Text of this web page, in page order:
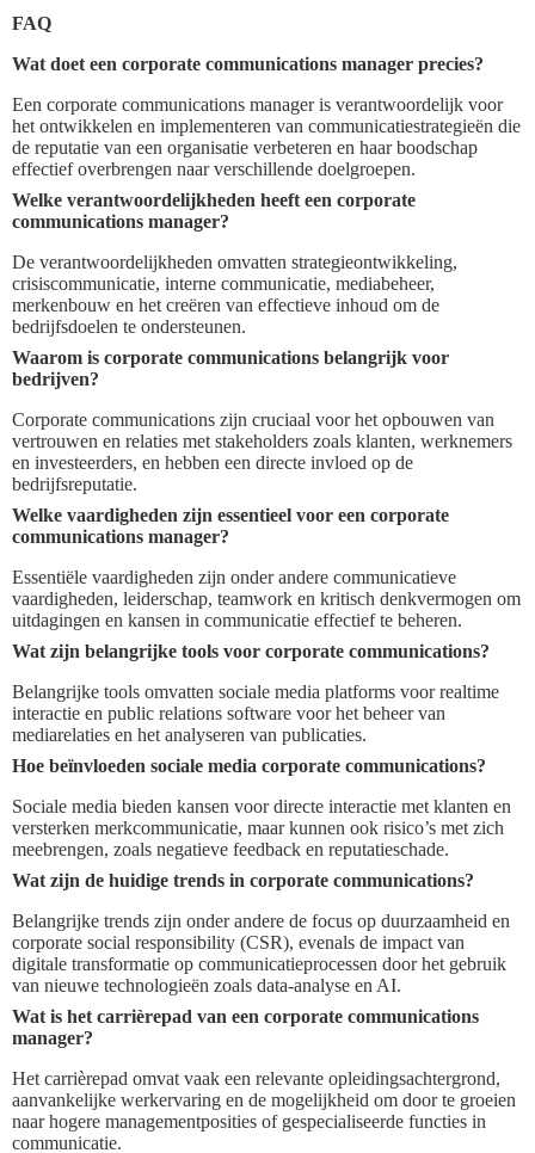
FAQ
Wat doet een corporate communications manager precies?
Een corporate communications manager is verantwoordelijk voor
het ontwikkelen en implementeren van communicatiestrategieën die
de reputatie van een organisatie verbeteren en haar boodschap
effectief overbrengen naar verschillende doelgroepen.
Welke verantwoordelijkheden heeft een corporate
communications manager?
De verantwoordelijkheden omvatten strategieontwikkeling,
crisiscommunicatie, interne communicatie, mediabeheer,
merkenbouw en het creëren van effectieve inhoud om de
bedrijfsdoelen te ondersteunen.
Waarom is corporate communications belangrijk voor
bedrijven?
Corporate communications zijn cruciaal voor het opbouwen van
vertrouwen en relaties met stakeholders zoals klanten, werknemers
en investeerders, en hebben een directe invloed op de
bedrijfsreputatie.
Welke vaardigheden zijn essentieel voor een corporate
communications manager?
Essentiële vaardigheden zijn onder andere communicatieve
vaardigheden, leiderschap, teamwork en kritisch denkvermogen om
uitdagingen en kansen in communicatie effectief te beheren.
Wat zijn belangrijke tools voor corporate communications?
Belangrijke tools omvatten sociale media platforms voor realtime
interactie en public relations software voor het beheer van
mediarelaties en het analyseren van publicaties.
Hoe beïnvloeden sociale media corporate communications?
Sociale media bieden kansen voor directe interactie met klanten en
versterken merkcommunicatie, maar kunnen ook risico’s met zich
meebrengen, zoals negatieve feedback en reputatieschade.
Wat zijn de huidige trends in corporate communications?
Belangrijke trends zijn onder andere de focus op duurzaamheid en
corporate social responsibility (CSR), evenals de impact van
digitale transformatie op communicatieprocessen door het gebruik
van nieuwe technologieën zoals data-analyse en AI.
Wat is het carrièrepad van een corporate communications
manager?
Het carrièrepad omvat vaak een relevante opleidingsachtergrond,
aanvankelijke werkervaring en de mogelijkheid om door te groeien
naar hogere managementposities of gespecialiseerde functies in
communicatie.